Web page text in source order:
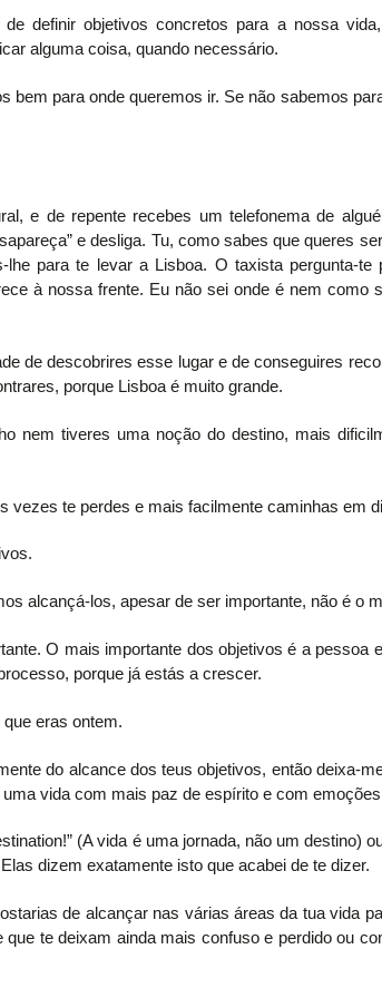
definir objetivos concretos para a nossa
alguma coisa, quando necessário.
bem para onde queremos ir. Se não sabemos
e de repente recebes um telefonema de
e desliga. Tu, como sabes que queres
para te levar a Lisboa. O taxista pergunta-te
à nossa frente. Eu não sei onde é nem
de descobrires esse lugar e de conseguires
porque Lisboa é muito grande.
nem tiveres uma noção do destino, mais
vezes te perdes e mais facilmente caminhas em
alcançá-los, apesar de ser importante, não é o
O mais importante dos objetivos é a pessoa
porque já estás a crescer.
eras ontem.
do alcance dos teus objetivos, então deixa-
vida com mais paz de espírito e com
(A vida é uma jornada, não um destino)
dizem exatamente isto que acabei de te dizer.
de alcançar nas várias áreas da tua vida
te deixam ainda mais confuso e perdido ou